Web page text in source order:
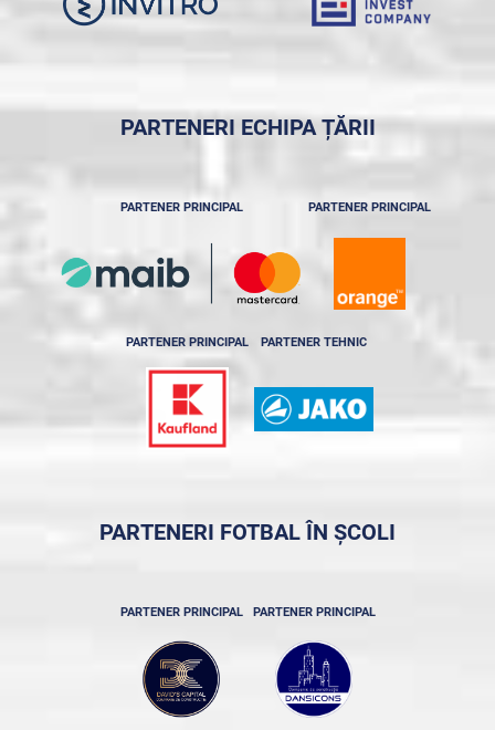
PARTENERI ECHIPA ȚĂRII
PARTENER PRINCIPAL PARTENER PRINCIPAL
PARTENER PRINCIPAL PARTENER TEHNIC
PARTENERI FOTBAL ÎN ȘCOLI
PARTENER PRINCIPAL PARTENER PRINCIPAL